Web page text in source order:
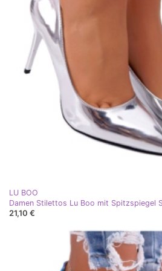
LU BOO
Damen Stilettos Lu Boo mit Spitzspiegel
21,10 €